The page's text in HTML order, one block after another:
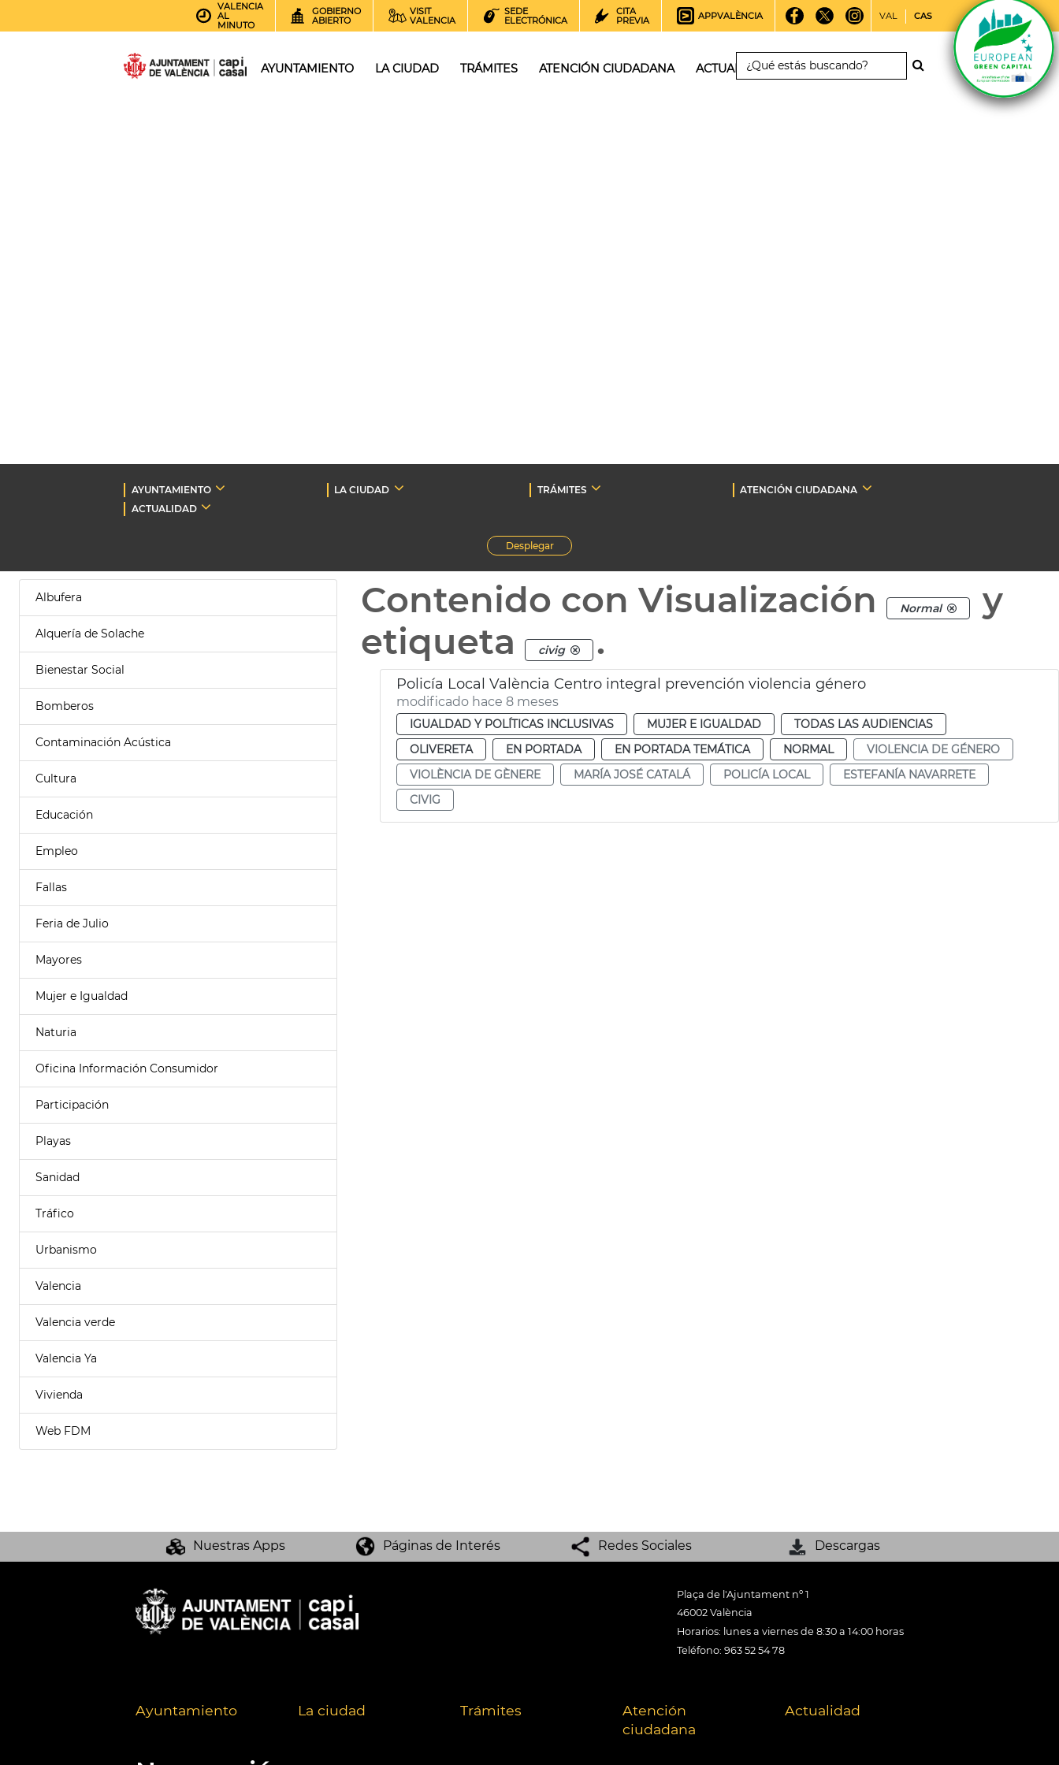
VALENCIA
AL
MINUTO
GOBIERNO
ABIERTO
VISIT
VALENCIA
SEDE
ELECTRÓNICA
CITA
PREVIA
APPVALÈNCIA VAL CAS
AYUNTAMIENTO LA CIUDAD TRÁMITES ATENCIÓN CIUDADANA ACTUALIDAD
AYUNTAMIENTO LA CIUDAD TRÁMITES
ATENCIÓN CIUDADANA
ACTUALIDAD
Desplegar
Albufera
Alquería de Solache
Bienestar Social
Bomberos
Contaminación Acústica
Cultura
Educación
Empleo
Fallas
Feria de Julio
Mayores
Mujer e Igualdad
Naturia
Oficina Información Consumidor
Participación
Playas
Sanidad
Tráfico
Urbanismo
Valencia
Valencia verde
Valencia Ya
Vivienda
Web FDM
Contenido con Visualización Normal
y
etiqueta
civig .
Policía Local València Centro integral prevención violencia género
modificado hace 8 meses
IGUALDAD Y POLÍTICAS INCLUSIVAS MUJER E IGUALDAD
TODAS LAS AUDIENCIAS
OLIVERETA
EN PORTADA EN PORTADA TEMÁTICA NORMAL
VIOLENCIA DE GÉNERO
VIOLÈNCIA DE GÈNERE
MARÍA JOSÉ CATALÁ POLICÍA LOCAL
ESTEFANÍA NAVARRETE
CIVIG
Nuestras Apps Páginas de Interés Redes Sociales Descargas
Plaça de l'Ajuntament nº 1
46002 València
Horarios: lunes a viernes de 8:30 a 14:00 horas
Teléfono: 963 52 54 78
Ayuntamiento La ciudad Trámites
Atención
ciudadana
Actualidad